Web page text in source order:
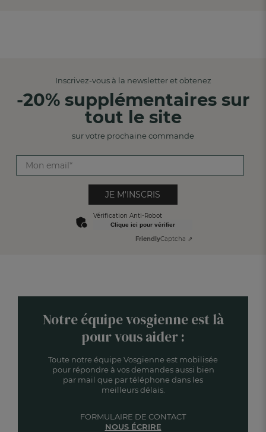
Inscrivez-vous à la newsletter et obtenez
-20% supplémentaires sur
tout le site
sur votre prochaine commande
JE M'INSCRIS
Vérification Anti-Robot
Clique ici pour vérifier
FriendlyCaptcha ⇗
Notre équipe vosgienne est là
pour vous aider :
Toute notre équipe Vosgienne est mobilisée
pour répondre à vos demandes aussi bien
par mail que par téléphone dans les
meilleurs délais.
FORMULAIRE DE CONTACT
NOUS ÉCRIRE